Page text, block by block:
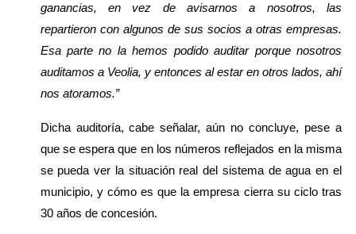
ganancias, en vez de avisarnos a nosotros, las
repartieron con algunos de sus socios a otras empresas.
Esa parte no la hemos podido auditar porque nosotros
auditamos a Veolia, y entonces al estar en otros lados, ahí
nos atoramos.”
Dicha auditoría, cabe señalar, aún no concluye, pese a
que se espera que en los números reflejados en la misma
se pueda ver la situación real del sistema de agua en el
municipio, y cómo es que la empresa cierra su ciclo tras
30 años de concesión.